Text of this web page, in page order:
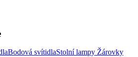
Bodová svítidlaStolní lampy Žárovky